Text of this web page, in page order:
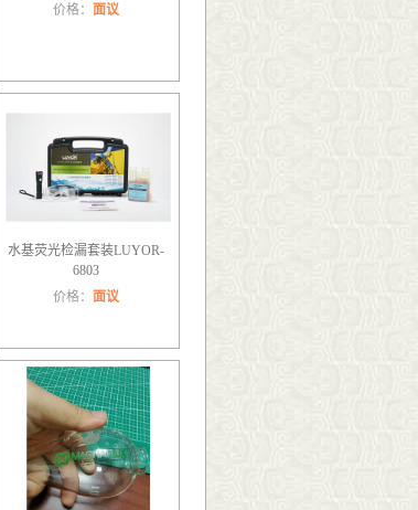
价格： 面议
水基荧光检漏套装LUYOR-
6803
价格： 面议